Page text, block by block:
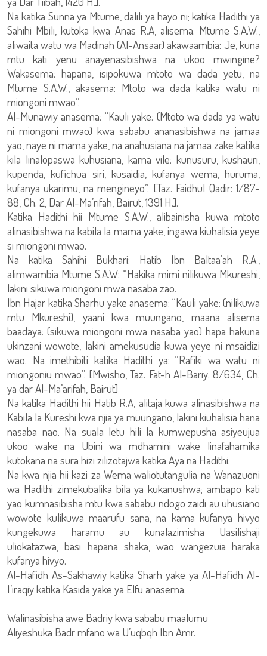
Na katika Sunna ya Mtume, dalili ya hayo ni; katika Hadithi ya
Sahihi Mbili, kutoka kwa Anas R.A, alisema: Mtume S.A.W.,
aliwaita watu wa Madinah (Al-Ansaar) akawaambia: Je, kuna
mtu kati yenu anayenasibishwa na ukoo mwingine?
Wakasema: hapana, isipokuwa mtoto wa dada yetu, na
Mtume S.A.W., akasema: Mtoto wa dada katika watu ni
miongoni mwao”.
Al-Munawiy anasema: “Kauli yake: (Mtoto wa dada ya watu
ni miongoni mwao) kwa sababu ananasibishwa na jamaa
yao, naye ni mama yake, na anahusiana na jamaa zake katika
kila linalopaswa kuhusiana, kama vile: kunusuru, kushauri,
kupenda, kufichua siri, kusaidia, kufanya wema, huruma,
kufanya ukarimu, na mengineyo”. [Taz. Faidhul Qadir: 1/87-
88, Ch. 2, Dar Al-Ma’rifah, Bairut, 1391 H.].
Katika Hadithi hii Mtume S.A.W., alibainisha kuwa mtoto
alinasibishwa na kabila la mama yake, ingawa kiuhalisia yeye
si miongoni mwao.
Na katika Sahihi Bukhari: Hatib Ibn Baltaa’ah R.A.,
alimwambia Mtume S.A.W: “Hakika mimi nilikuwa Mkureshi,
lakini sikuwa miongoni mwa nasaba zao.
Ibn Hajar katika Sharhu yake anasema: “Kauli yake: (nilikuwa
mtu Mkureshi), yaani kwa muungano, maana alisema
baadaya: (sikuwa miongoni mwa nasaba yao) hapa hakuna
ukinzani wowote, lakini amekusudia kuwa yeye ni msaidizi
wao. Na imethibiti katika Hadithi ya: “Rafiki wa watu ni
miongoniu mwao”. [Mwisho, Taz. Fat-h Al-Bariy: 8/634, Ch.
ya dar Al-Ma’arifah, Bairut]
Na katika Hadithi hii Hatib R.A, alitaja kuwa alinasibishwa na
Kabila la Kureshi kwa njia ya muungano, lakini kiuhalisia hana
nasaba nao. Na suala letu hili la kumwepusha asiyeujua
ukoo wake na Ubini wa mdhamini wake linafahamika
kutokana na sura hizi zilizotajwa katika Aya na Hadithi.
Na kwa njia hii kazi za Wema waliotutangulia na Wanazuoni
wa Hadithi zimekubalika bila ya kukanushwa; ambapo kati
yao kumnasibisha mtu kwa sababu ndogo zaidi au uhusiano
wowote kulikuwa maarufu sana, na kama kufanya hivyo
kungekuwa haramu au kunalazimisha Uasilishaji
uliokatazwa, basi hapana shaka, wao wangezuia haraka
kufanya hivyo.
Al-Hafidh As-Sakhawiy katika Sharh yake ya Al-Hafidh Al-
I’iraqiy katika Kasida yake ya Elfu anasema:
Walinasibisha awe Badriy kwa sababu maalumu
Aliyeshuka Badr mfano wa U’uqbqh Ibn Amr.